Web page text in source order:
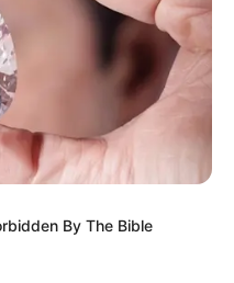
By The Bible